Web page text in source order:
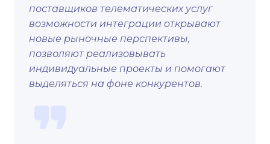
поставщиков телематических услуг
возможности интеграции открывают
новые рыночные перспективы,
позволяют реализовывать
индивидуальные проекты и помогают
выделяться на фоне конкурентов.